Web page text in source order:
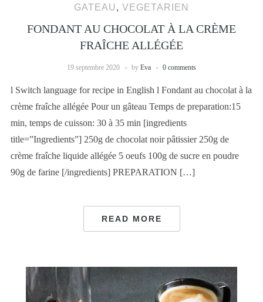
GATEAU, VEGETARIEN
FONDANT AU CHOCOLAT À LA CRÈME
FRAÎCHE ALLÉGÉE
19 septembre 2020 by Eva 0 comments
l Switch language for recipe in English l Fondant au chocolat à la
crème fraîche allégée Pour un gâteau Temps de preparation:15
min, temps de cuisson: 30 à 35 min [ingredients
title=”Ingredients”] 250g de chocolat noir pâtissier 250g de
crème fraîche liquide allégée 5 oeufs 100g de sucre en poudre
90g de farine [/ingredients] PREPARATION […]
READ MORE